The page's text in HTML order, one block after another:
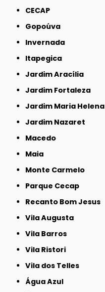
CECAP
Gopoúva
Invernada
Itapegica
Jardim Aracília
Jardim Fortaleza
Jardim Maria Helena
Jardim Nazaret
Macedo
Maia
Monte Carmelo
Parque Cecap
Recanto Bom Jesus
Vila Augusta
Vila Barros
Vila Ristori
Vila dos Telles
Água Azul